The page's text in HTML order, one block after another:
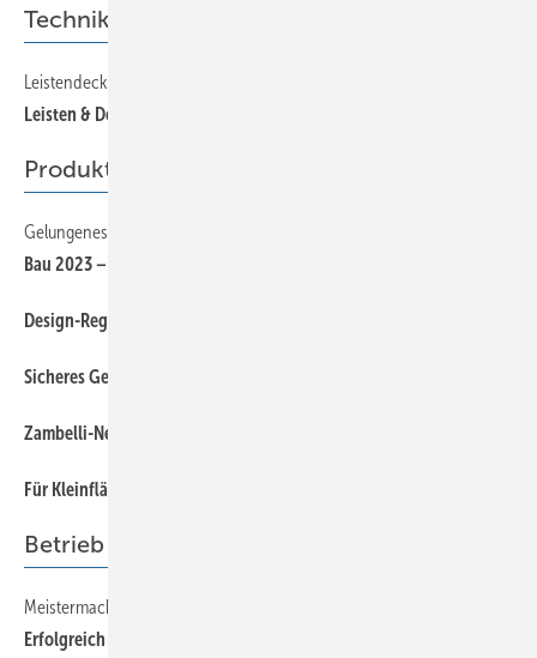
Technik
Leistendeckung, Teil 2
Leisten & Details
Produkte
Gelungenes Comeback
Bau 2023 – Weltleitmesse für ­Architektur, Materialien, Systeme
Design-Regentonne und Rohrschelle von ­Grömo
Sicheres Geländer von Lux-Top
Zambelli-Neuheiten auf der Bau
Für Kleinf lächen optimiert: Entwässerungssystem Loro X-Light
Betrieb
Meistermacher präsentieren Meisterstücke
Erfol greich in Ulm